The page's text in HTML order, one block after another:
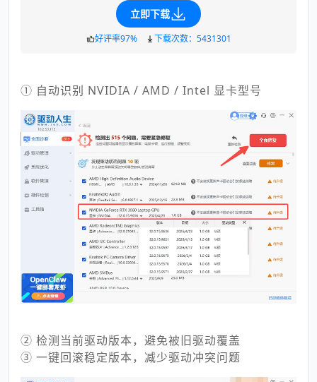
立即下载
好评率97% 下载次数：5431301
① 自动识别 NVIDIA / AMD / Intel 显卡型号
② 检测当前驱动版本，避免被旧驱动覆盖
③ 一键回滚稳定版本，减少驱动冲突问题